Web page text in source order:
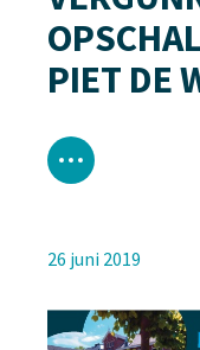
PIET DE
26 juni 2019